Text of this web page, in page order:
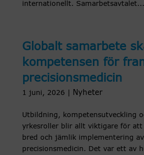
internationellt. Samarbetsavtalet...
Globalt samarbete
kompetensen för
precisionsmedicin
1 juni, 2026 Nyheter
Utbildning, kompetensutveckling
yrkesroller blir allt viktigare för att
bred och jämlik implementering av
precisionsmedicin. Det var ett av